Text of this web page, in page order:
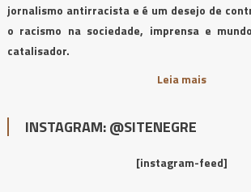
jornalismo antirracista e é um desejo de
o racismo na sociedade, imprensa e
catalisador.
Leia mais
INSTAGRAM: @SITENEGRE
[instagram-feed]